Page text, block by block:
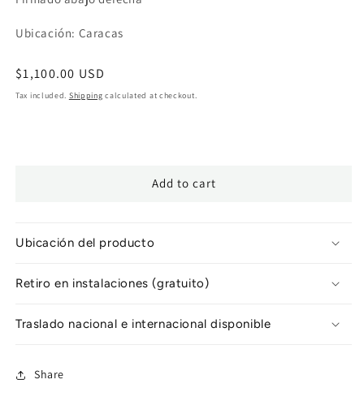
Ubicación: Caracas
Regular
price
$1,100.00 USD
Tax included. Shipping calculated at checkout.
Add to cart
Ubicación del producto
Retiro en instalaciones (gratuito)
Traslado nacional e internacional disponible
Share